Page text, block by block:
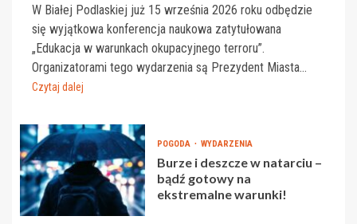
W Białej Podlaskiej już 15 września 2026 roku odbędzie
się wyjątkowa konferencja naukowa zatytułowana
„Edukacja w warunkach okupacyjnego terroru”.
Organizatorami tego wydarzenia są Prezydent Miasta...
Czytaj dalej
POGODA WYDARZENIA
Burze i deszcze w natarciu –
bądź gotowy na
ekstremalne warunki!